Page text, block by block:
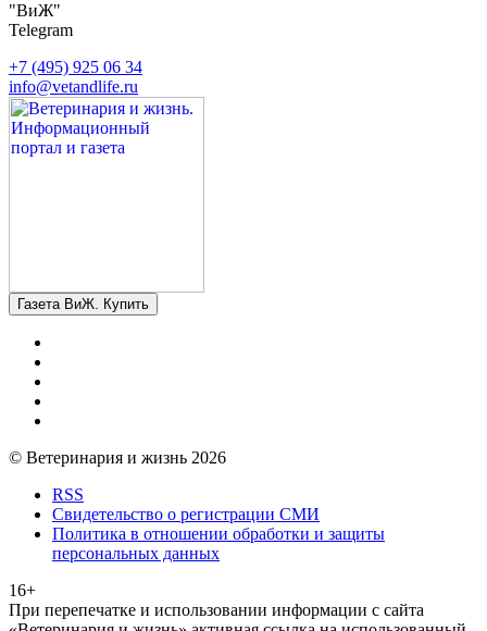
"ВиЖ"
Telegram
+7 (495) 925 06 34
info@vetandlife.ru
Газета ВиЖ. Купить
© Ветеринария и жизнь 2026
RSS
Свидетельство о регистрации СМИ
Политика в отношении обработки и защиты
персональных данных
16+
При перепечатке и использовании информации с сайта